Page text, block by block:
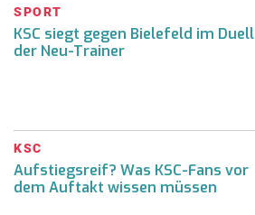
SPORT
KSC siegt gegen Bielefeld im Duell
der Neu-Trainer
KSC
Aufstiegsreif? Was KSC-Fans vor
dem Auftakt wissen müssen